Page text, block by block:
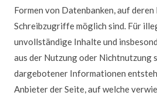
SFV-
Jugend
Veranstaltungen
2026
LINKS
Formen von Datenbanken, auf
Schreibzugriffe möglich sind. Für
unvollständige Inhalte und
aus der Nutzung oder Nichtnutzung
dargebotener Informationen
Anbieter der Seite, auf welche